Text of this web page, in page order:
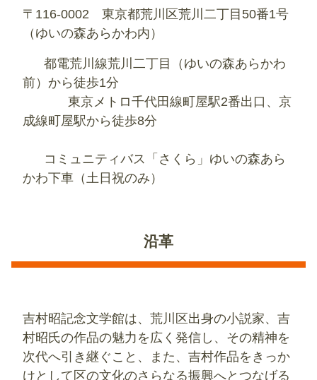
〒116-0002 東京都荒川区荒川二丁目50番1号
（ゆいの森あらかわ内）
都電荒川線荒川二丁目（ゆいの森あらかわ
前）から徒歩1分
東京メトロ千代田線町屋駅2番出口、京
成線町屋駅から徒歩8分
コミュニティバス「さくら」ゆいの森あら
かわ下車（土日祝のみ）
沿革
吉村昭記念文学館は、荒川区出身の小説家、吉
村昭氏の作品の魅力を広く発信し、その精神を
次代へ引き継ぐこと、また、吉村作品をきっか
けとして区の文化のさらなる振興へとつなげる